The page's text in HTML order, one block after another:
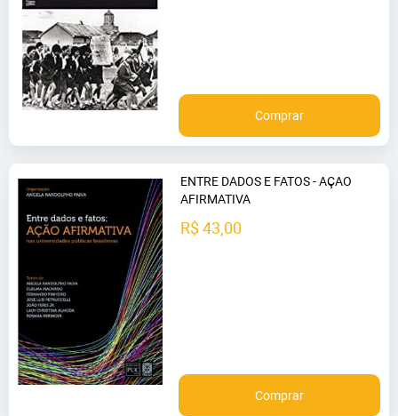
Comprar
ENTRE DADOS E FATOS - AÇAO
AFIRMATIVA
R$ 43,00
Comprar